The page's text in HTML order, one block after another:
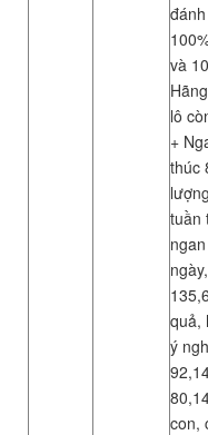
và
lô
+
thúc
tuần
quả,
ý
con,